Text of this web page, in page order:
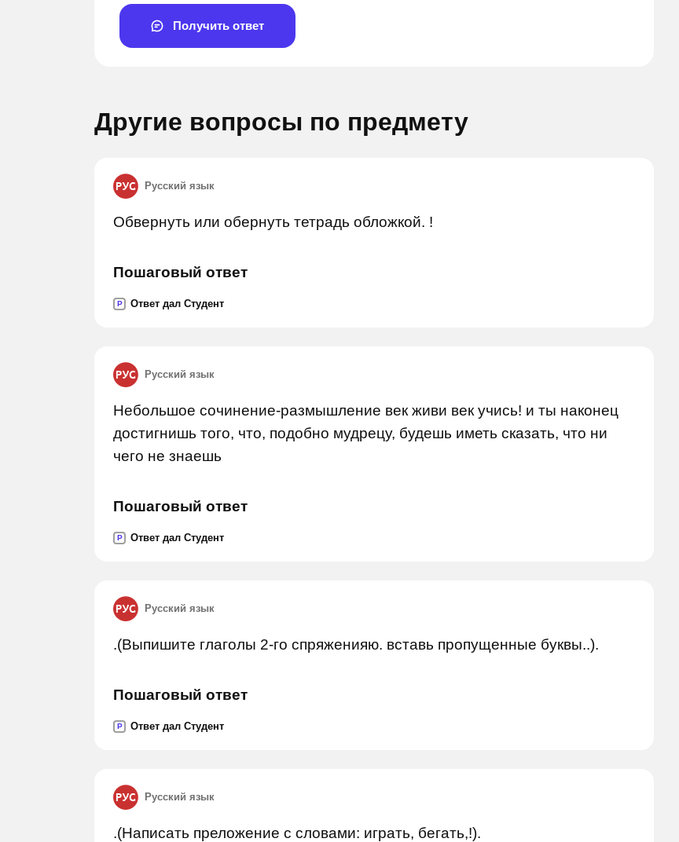
Получить ответ
Другие вопросы по предмету
Русский язык
Обвернуть или обернуть тетрадь обложкой. !
Пошаговый ответ
P Ответ дал Студент
Русский язык
Небольшое сочинение-размышление век живи век учись! и ты наконец
достигнишь того, что, подобно мудрецу, будешь иметь сказать, что ни
чего не знаешь
Пошаговый ответ
P Ответ дал Студент
Русский язык
.(Выпишите глаголы 2-го спряженияю. вставь пропущенные буквы..).
Пошаговый ответ
P Ответ дал Студент
Русский язык
.(Написать преложение с словами: играть, бегать,!).
Задай вопрос